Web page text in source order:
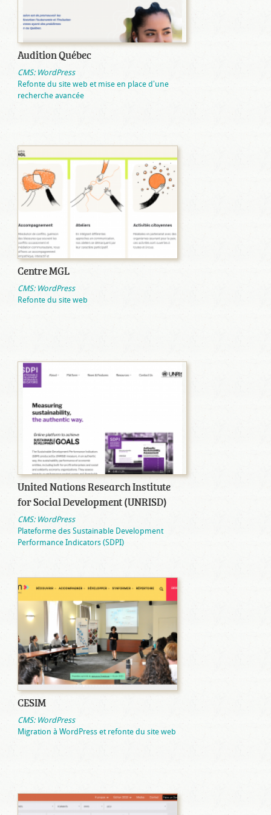
Audition Québec
CMS: WordPress
Refonte du site web et mise en place d'une
recherche avancée
Centre MGL
CMS: WordPress
Refonte du site web
United Nations Research Institute
for Social Development (UNRISD)
CMS: WordPress
Plateforme des Sustainable Development
Performance Indicators (SDPI)
CESIM
CMS: WordPress
Migration à WordPress et refonte du site web